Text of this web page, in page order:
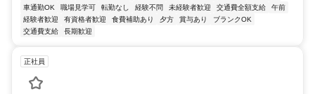
車通勤OK
職場見学可 転勤なし 経験不問 未経験者歓迎 交通費全額支給
午前
経験者歓迎
有資格者歓迎 食費補助あり 夕方 賞与あり
ブランクOK
交通費支給
長期歓迎
正社員